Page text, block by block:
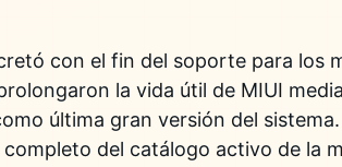
con el fin del soporte para los
la vida útil de MIUI
última gran versión del
del catálogo activo de la